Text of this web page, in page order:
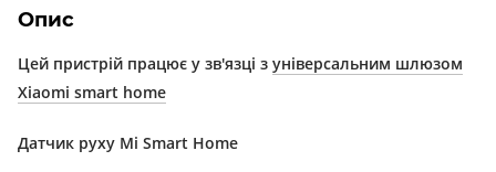
Опис
Цей пристрій працює у зв'язці з універсальним шлюзом
Xiaomi smart home
Датчик руху Mi Smart Home